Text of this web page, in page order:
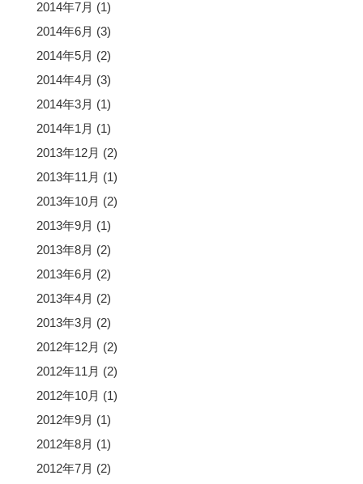
2014年7月 (1)
2014年6月 (3)
2014年5月 (2)
2014年4月 (3)
2014年3月 (1)
2014年1月 (1)
2013年12月 (2)
2013年11月 (1)
2013年10月 (2)
2013年9月 (1)
2013年8月 (2)
2013年6月 (2)
2013年4月 (2)
2013年3月 (2)
2012年12月 (2)
2012年11月 (2)
2012年10月 (1)
2012年9月 (1)
2012年8月 (1)
2012年7月 (2)